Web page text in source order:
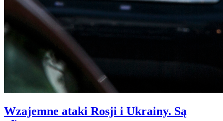
Wzajemne ataki Rosji i Ukrainy. Są